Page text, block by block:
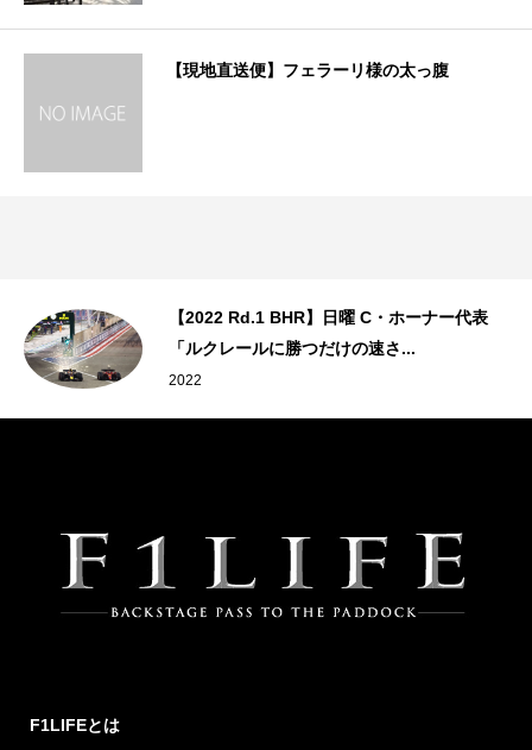
【現地直送便】フェラーリ様の太っ腹
【2022 Rd.1 BHR】日曜 C・ホーナー代表
「ルクレールに勝つだけの速さ...
2022
F1LIFEとは